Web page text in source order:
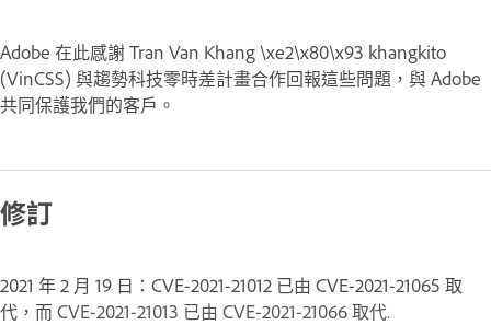
Adobe 在此感謝 Tran Van Khang \xe2\x80\x93 khangkito
(VinCSS) 與趨勢科技零時差計畫合作回報這些問題，與 Adobe
共同保護我們的客戶。
修訂
2021 年 2 月 19 日：CVE-2021-21012 已由 CVE-2021-21065 取
代，而CVE-2021-21013 已由 CVE-2021-21066 取代.